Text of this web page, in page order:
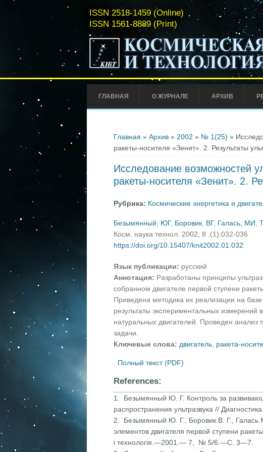
ISSN 2518-1459 (Online)
ISSN 1561-8889 (Print)
ГЛАВНАЯ О ЖУРНАЛЕ АРХИВ
Главная » Архив» 2002 » № 1(25) »
ракеты-носителя «Зенит». 2. Результаты
Исследование возможностей
ракеты-носителя «Зенит». 2.
Рубрика: Космические энергетика и
Безымянный, ЮГ, Боровик, ВГ, Галась, МИ,
Косм. наука технол. 2002, 8 ;(1):032-036
https://doi.org/10.15407/knit2002.01.032
Язык публикации: русский
Аннотация: Разработаны принципы
собранном двигателе первой ступени
Приведена методика их реализации на
результаты экспериментальных измерений
натуральных двигателей. Проведен анализ
задачи.
Ключевые слова: двигатель, ракета-
Полный текст (PDF)
References:
1. Безымянный Ю. Г. Контроль за
распространения ультразвука //
2. Безымянный Ю. Г., Боровик В. Г., Галась
элементов двигателя первой ступени
і технологія.—2001.— 7, № 5/6.—С. 3—7.